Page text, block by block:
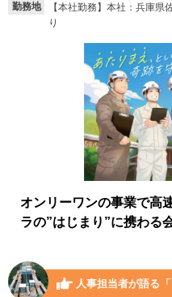
勤務地
【本社勤務】本社：兵庫
り
オンリーワンの事業で高
ラの”はじまり”に携わる
人事担当者が語る